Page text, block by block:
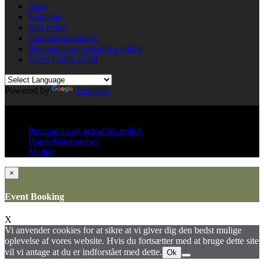
Blog
Kalender
Min konto
Handelsbetingelser
Persondata og privatlivs politik
Vores Fetlife profil
Powered by
Translate
Persondata og privatlivs politik
Handelsbetingelser
Medier
×
Event Booking
X
Vi anvender cookies for at sikre at vi giver dig den bedst mulige
oplevelse af vores website. Hvis du fortsætter med at bruge dette site
vil vi antage at du er indforstået med dette. Ok